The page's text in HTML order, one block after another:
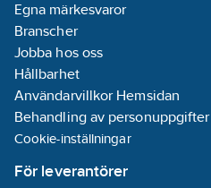
Egna märkesvaror
Branscher
Jobba hos oss
Hållbarhet
Användarvillkor Hemsidan
Behandling av personuppgifter
Cookie-inställningar
För leverantörer